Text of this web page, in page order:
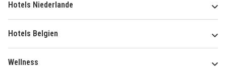
Hotels Niederlande
Hotels Belgien
Wellness